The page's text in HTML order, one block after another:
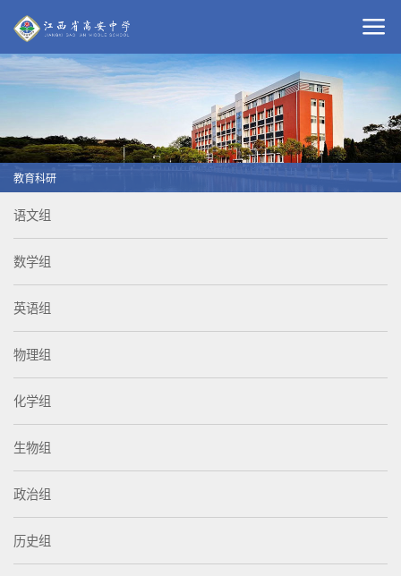
教育科研
语文组
数学组
英语组
物理组
化学组
生物组
政治组
历史组